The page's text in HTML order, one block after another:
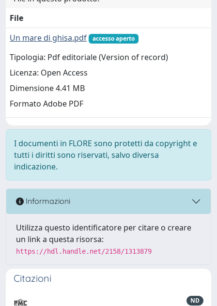
File
Un mare di ghisa.pdf
accesso aperto
Tipologia: Pdf editoriale (Version of record)
Licenza: Open Access
Dimensione 4.41 MB
Formato Adobe PDF
I documenti in FLORE sono protetti da copyright e
tutti i diritti sono riservati, salvo diversa
indicazione.
Informazioni
Utilizza questo identificatore per citare o creare
un link a questa risorsa:
https://hdl.handle.net/2158/1313879
Citazioni
ND